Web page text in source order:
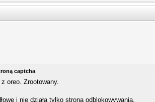
captcha
oreo. Zrootowany.
i nie działa tylko strona odblokowywania.